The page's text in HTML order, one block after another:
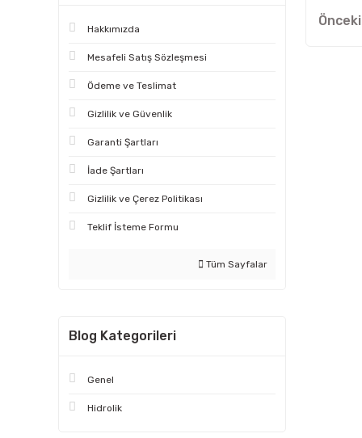
Hakkımızda
Mesafeli Satış Sözleşmesi
Ödeme ve Teslimat
Gizlilik ve Güvenlik
Garanti Şartları
İade Şartları
Gizlilik ve Çerez Politikası
Teklif İsteme Formu
Tüm Sayfalar
Blog Kategorileri
Genel
Hidrolik